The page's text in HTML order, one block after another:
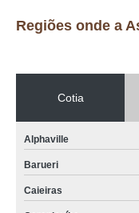
Regiões onde a
Cotia
Alphaville
Barueri
Caieiras